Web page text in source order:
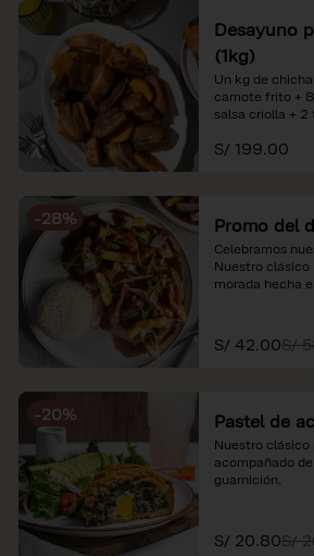
referenciales.
Desayuno
(1kg)
Un kg de
camote frito +
salsa criolla +
*Nuestros
referenciales.
S/ 199.00
-28% Promo del
Celebramos
Nuestro clásico
morada hecha
S/ 42.00S/
-20% Pastel de
Nuestro clásico
acompañado
guarnición.
S/ 20.80S/